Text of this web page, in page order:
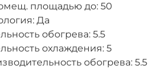
площадью до: 50
Да
обогрева: 5.5
охлаждения: 5
обогрева: 5.5